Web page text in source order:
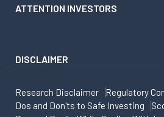
ATTENTION INVESTORS
DISCLAIMER
Research Disclaimer
Regulatory
Dos and Don'ts to Safe Investing